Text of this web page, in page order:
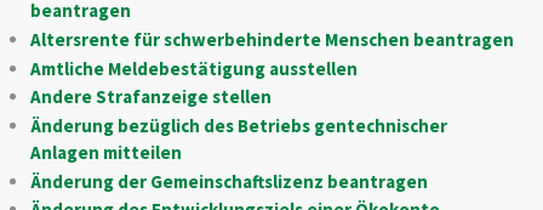
beantragen
Altersrente für schwerbehinderte Menschen beantragen
Amtliche Meldebestätigung ausstellen
Andere Strafanzeige stellen
Änderung bezüglich des Betriebs gentechnischer
Anlagen mitteilen
Änderung der Gemeinschaftslizenz beantragen